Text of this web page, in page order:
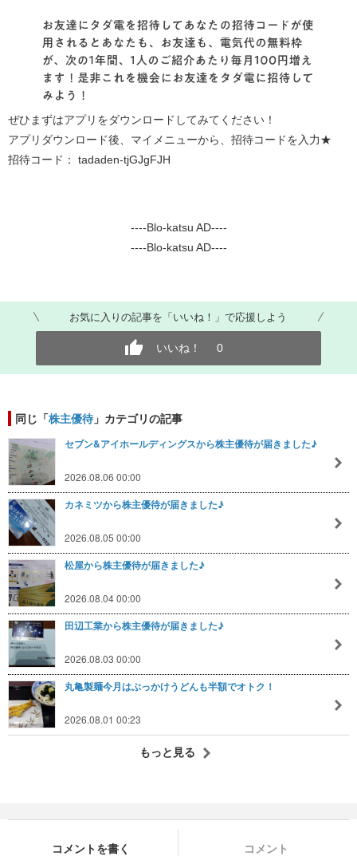
ぜひまずはアプリをダウンロードしてみてください！
アプリダウンロード後、マイメニューから、招待コードを入力★
招待コード： tadaden-tjGJgFJH
----Blo-katsu AD----
----Blo-katsu AD----
お気に入りの記事を「いいね！」で応援しよう
いいね！ 0
同じ「株主優待」カテゴリの記事
セブン&アイホールディングスから株主優待が届きました♪
2026.08.06 00:00
カネミツから株主優待が届きました♪
2026.08.05 00:00
松屋から株主優待が届きました♪
2026.08.04 00:00
田辺工業から株主優待が届きました♪
2026.08.03 00:00
丸亀製麺今月はぶっかけうどんも半額でオトク！
2026.08.01 00:23
もっと見る
コメントを書く コメント